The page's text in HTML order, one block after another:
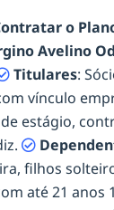
o
Avelino
Titulares:
vínculo
estágio,
filhos
até 21 anos